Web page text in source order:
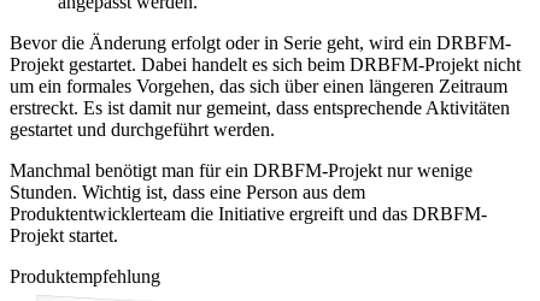
Bevor die Änderung erfolgt oder in Serie geht, wird ein DRBFM-
Projekt gestartet. Dabei handelt es sich beim DRBFM-Projekt nicht
um ein formales Vorgehen, das sich über einen längeren Zeitraum
erstreckt. Es ist damit nur gemeint, dass entsprechende Aktivitäten
gestartet und durchgeführt werden.
Manchmal benötigt man für ein DRBFM-Projekt nur wenige
Stunden. Wichtig ist, dass eine Person aus dem
Produktentwicklerteam die Initiative ergreift und das DRBFM-
Projekt startet.
Produktempfehlung